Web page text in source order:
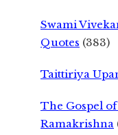
Swami
Quotes (383)
Taittiriya
The Gospel
Ramakrishna